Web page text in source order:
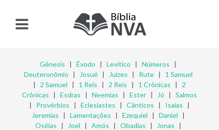
Gênesis | Êxodo | Levítico | Números |
Deuteronômio | Josué| Juízes | Rute| 1 Samuel
| 2 Samuel | 1 Reis | 2 Reis | 1 Crônicas | 2
Crônicas | Esdras | Neemias | Ester | Jó | Salmos
| Provérbios | Eclesiastes | Cânticos | Isaías |
Jeremias | Lamentações | Ezequiel | Daniel |
Oséias | Joel | Amós | Obadias | Jonas |